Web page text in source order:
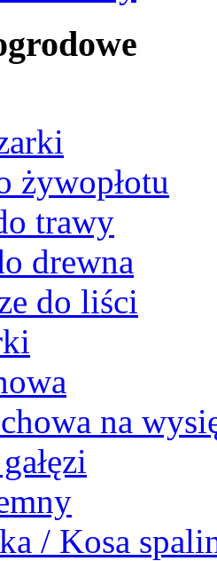
żywopłotu
trawy
drewna
do liści
na
/ Kosa